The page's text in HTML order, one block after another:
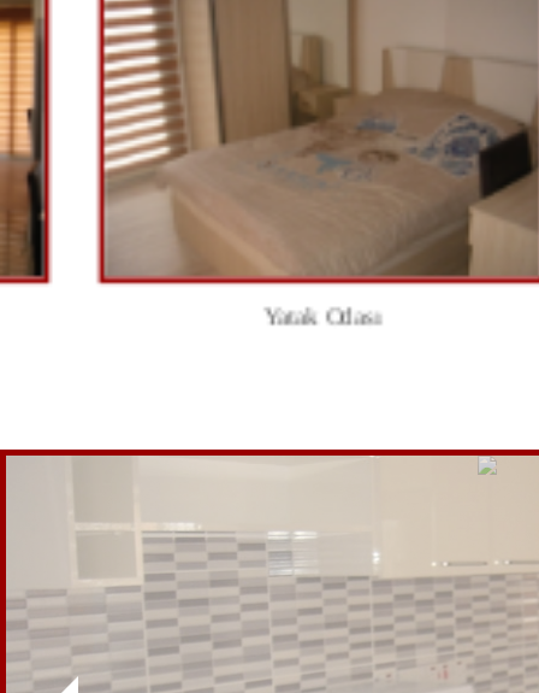
Yatak Odası